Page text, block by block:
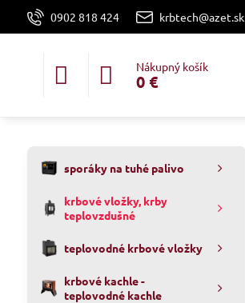
0902 818 424 krbtech@azet.sk
Nákupný košík
0 €
sporáky na tuhé palivo
krbové vložky, krby
teplovzdušné
teplovodné krbové vložky
krbové kachle -
teplovodné kachle